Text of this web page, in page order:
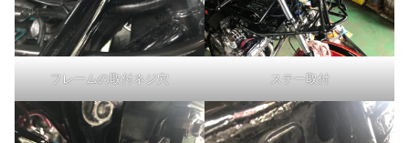
フレームの取付ネジ穴 ステー取付